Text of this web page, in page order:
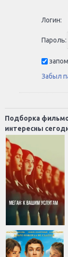
Логин:
Пароль:
Забыл
Подборка
интересны